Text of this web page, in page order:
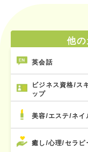
他の
英会話
ビジネス資格/ス
ップ
美容/エステ/ネイ
癒し/心理/セラピ